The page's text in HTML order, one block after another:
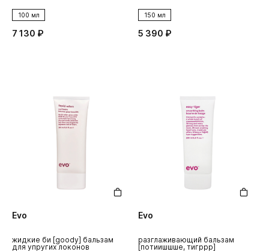
100 мл
7 130 ₽
150 мл
5 390 ₽
Evo
жидкие би [goody] бальзам
для упругих локонов
Evo
разглаживающий бальзам
[потиишшше, тигррр]